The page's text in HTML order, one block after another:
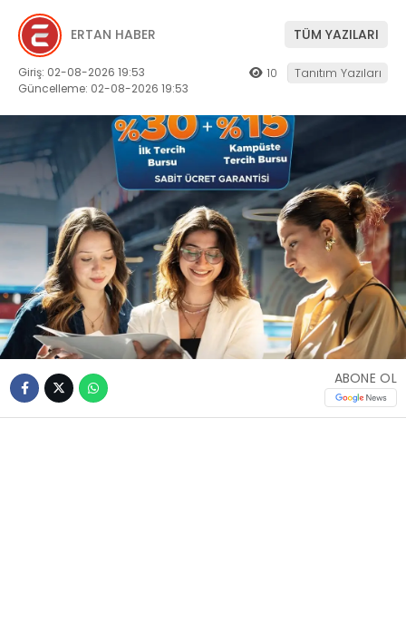
ERTAN HABER TÜM YAZILARI
Giriş: 02-08-2026 19:53
Güncelleme: 02-08-2026 19:53
10 Tanıtım Yazıları
ABONE OL